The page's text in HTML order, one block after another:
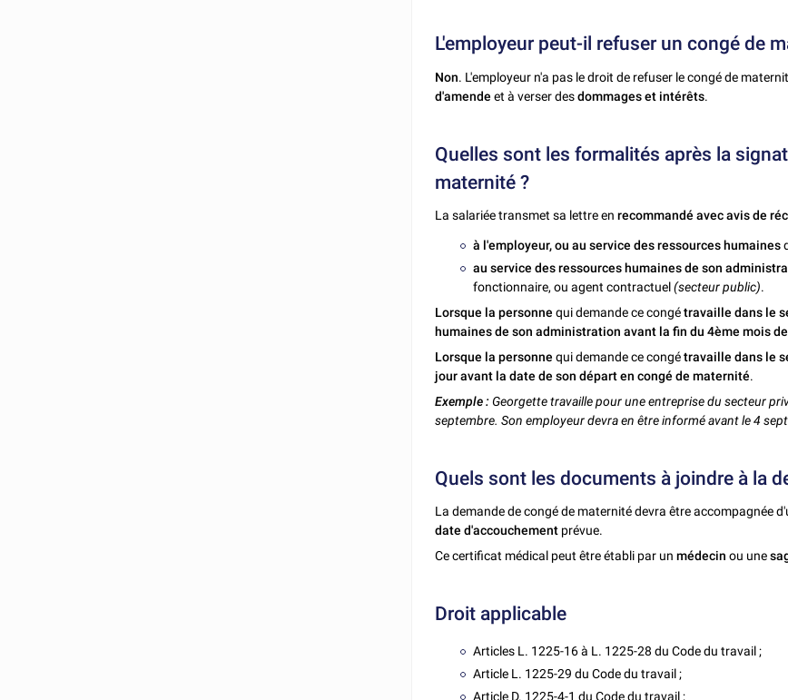
L'employeur peut-il refuser un congé de
Non. L'employeur n'a pas le droit de refuser le congé de
d'amendeet à verser desdommages et intérêts.
Quelles sont les formalités après la
maternité ?
La salariée transmet sa lettre en recommandé avec avis de
à l'employeur, ou au service des ressources humaines
au service des ressources humaines de son
fonctionnaire, ou agent contractuel(secteur public).
Lorsque la personnequi demande ce congétravaille dans le
humaines de son administration avant la fin du 4ème mois
Lorsque la personnequi demande ce congétravaille dans le
jour avant la date de son départ en congé de maternité.
Exemple :Georgette travaille pour une entreprise du secteur
septembre. Son employeur devra en être informé avant le 4
Quels sont les documents à joindre à la
La demande de congé de maternité devra être accompagnée
date d'accouchement prévue.
Ce certificat médical peut être établi par un médecin ou une
Droit applicable
Articles L. 1225-16 à L. 1225-28 du Code du travail;
Article L. 1225-29 du Code du travail ;
Article D. 1225-4-1 du Code du travail ;